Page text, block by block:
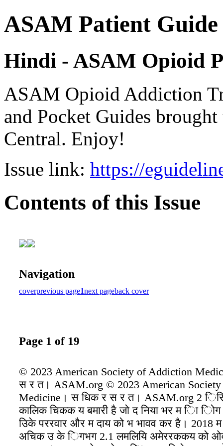
ASAM Patient
Hindi - ASAM Opioid
ASAM Opioid Addiction
and Pocket Guides
Central. Enjoy!
Issue link: https://
Contents of this Issue
Navigation
coverprevious page1next pageback cover
Page 1 of 19
© 2023 American Society of Addiction
स र त। ASAM.org © 2023 American
Medicine। स धिक र स र त। ASAM.org 2
कालिक चिकक य बमारी है जो द निया भर म िा
उिके पररवार और म दाय को भ भावव कर है। 2018
अचिक उ के िगभग 2.1 लमलियि अमेररककय को